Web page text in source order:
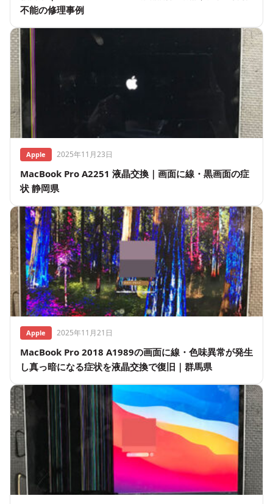
不能の修理事例
Apple 2025年11月23日
MacBook Pro A2251 液晶交換｜画面に線・黒画面の症
状 静岡県
Apple 2025年11月21日
MacBook Pro 2018 A1989の画面に線・色味異常が発生
し真っ暗になる症状を液晶交換で復旧｜群馬県